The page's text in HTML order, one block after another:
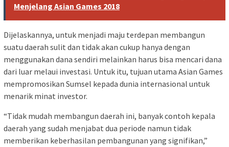
Menjelang Asian Games 2018
Dijelaskannya, untuk menjadi maju terdepan membangun
suatu daerah sulit dan tidak akan cukup hanya dengan
menggunakan dana sendiri melainkan harus bisa mencari dana
dari luar melaui investasi. Untuk itu, tujuan utama Asian Games
mempromosikan Sumsel kepada dunia internasional untuk
menarik minat investor.
“Tidak mudah membangun daerah ini, banyak contoh kepala
daerah yang sudah menjabat dua periode namun tidak
memberikan keberhasilan pembangunan yang signifikan,”